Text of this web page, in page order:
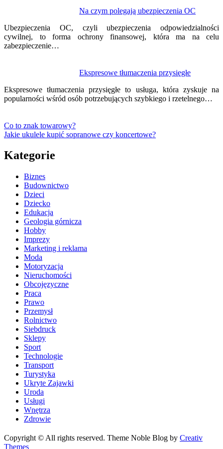
Na czym polegają ubezpieczenia OC
Ubezpieczenia OC, czyli ubezpieczenia odpowiedzialności
cywilnej, to forma ochrony finansowej, która ma na celu
zabezpieczenie…
Ekspresowe tłumaczenia przysięgłe
Ekspresowe tłumaczenia przysięgłe to usługa, która zyskuje na
popularności wśród osób potrzebujących szybkiego i rzetelnego…
Co to znak towarowy?
Jakie ukulele kupić sopranowe czy koncertowe?
Kategorie
Biznes
Budownictwo
Dzieci
Dziecko
Edukacja
Geologia górnicza
Hobby
Imprezy
Marketing i reklama
Moda
Motoryzacja
Nieruchomości
Obcojęzyczne
Praca
Prawo
Przemysł
Rolnictwo
Siebdruck
Sklepy
Sport
Technologie
Transport
Turystyka
Ukryte Zajawki
Uroda
Usługi
Wnętrza
Zdrowie
Copyright © All rights reserved. Theme Noble Blog by Creativ
Themes